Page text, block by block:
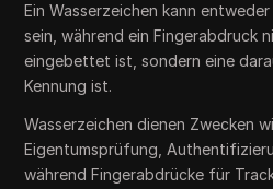
Ein Wasserzeichen kann
sein, während ein Fingerabdruck
eingebettet ist, sondern eine
Kennung ist.
Wasserzeichen dienen Zwecken
Eigentumsprüfung,
während Fingerabdrücke für